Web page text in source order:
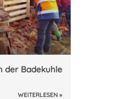
der Badekuhle
WEITERLESEN »